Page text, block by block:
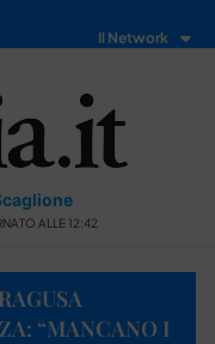
Il Network
ALLE 12:42
“MANCANO I